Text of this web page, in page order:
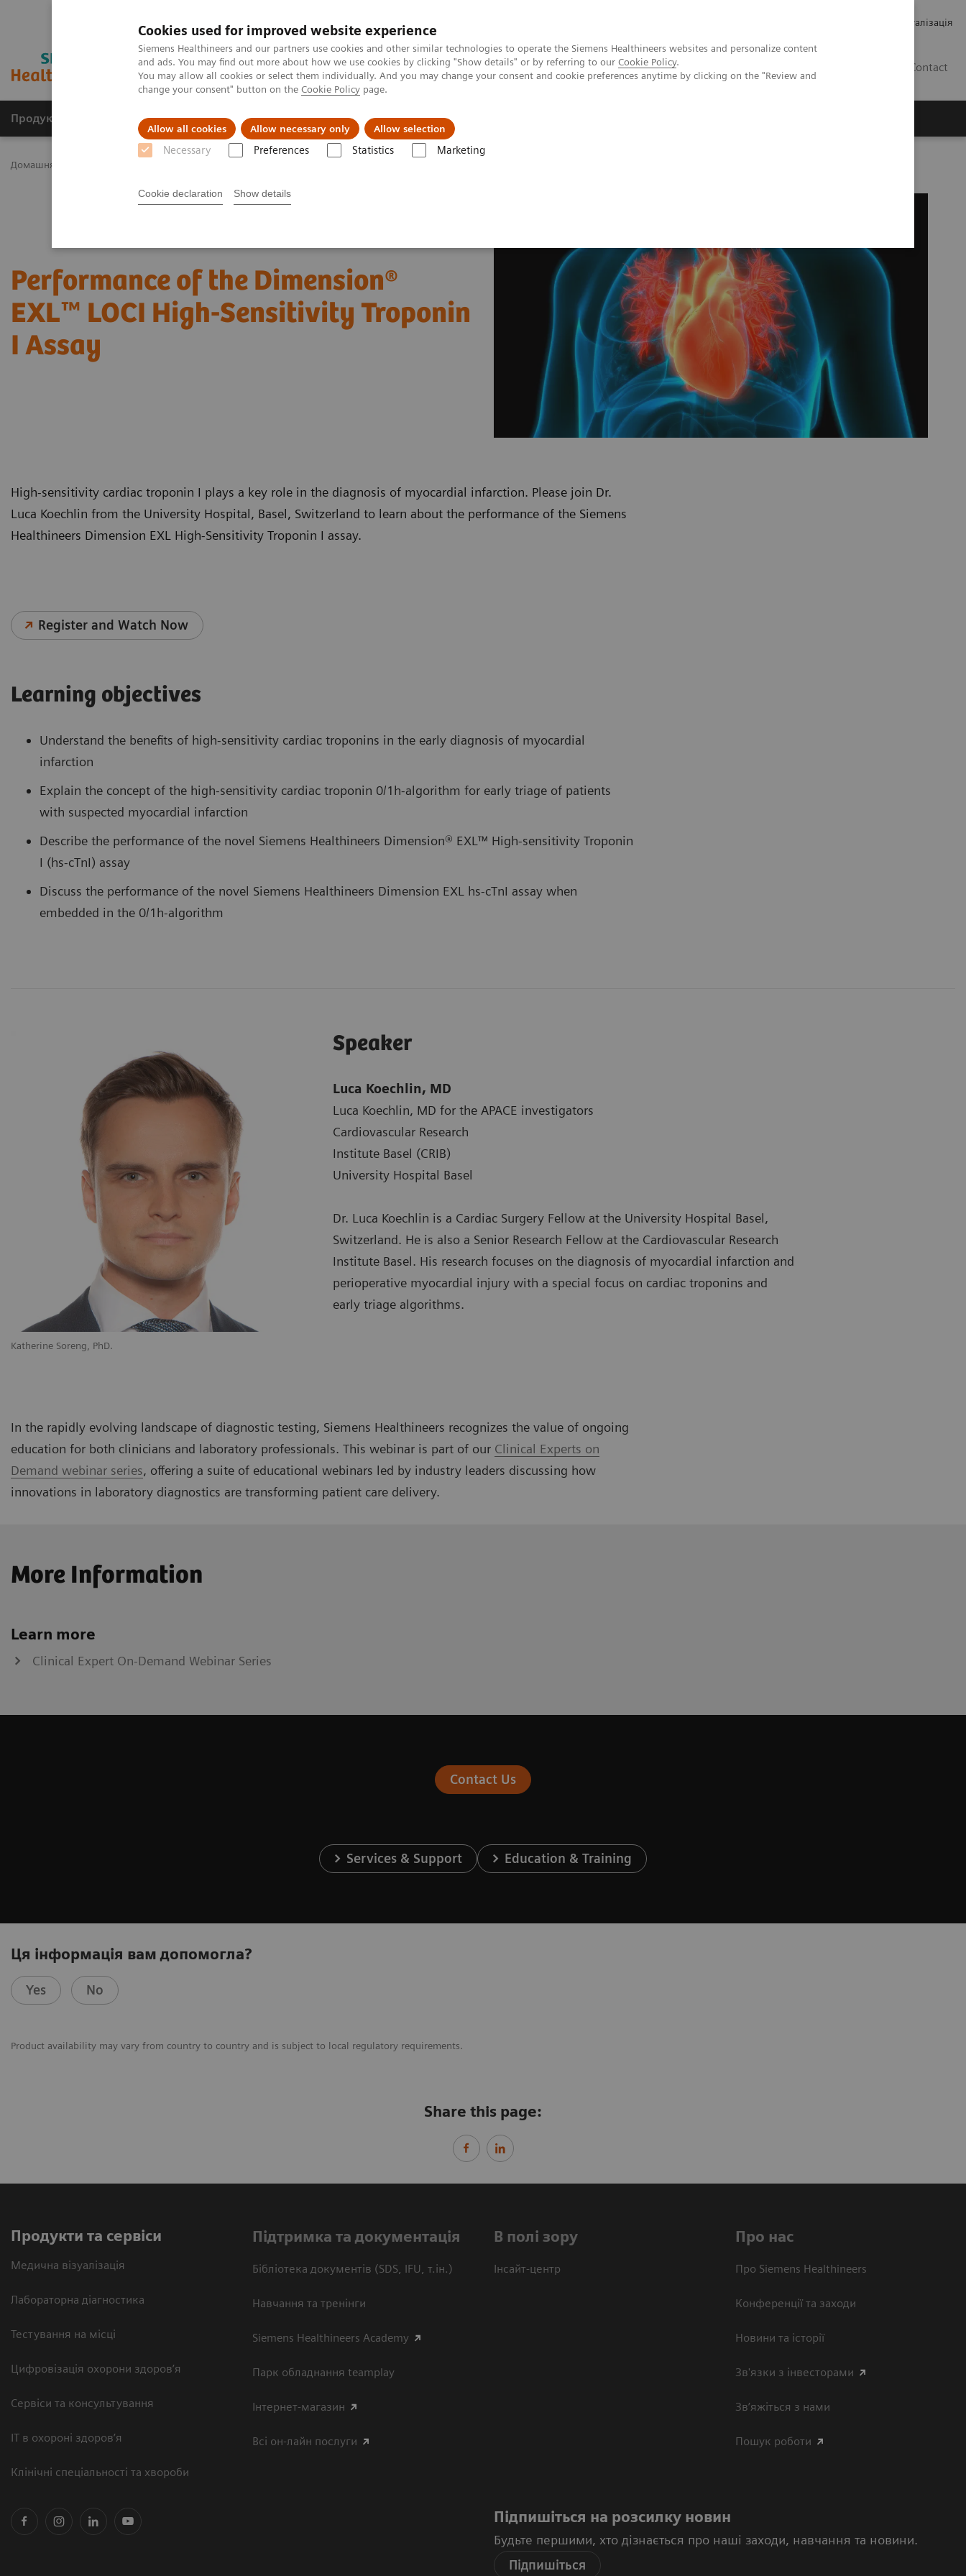
Cookies used for improved website experience
Siemens Healthineers and our partners use cookies and other similar technologies to operate the Siemens Healthineers websites and personalize content
and ads. You may find out more about how we use cookies by clicking "Show details" or by referring to our Cookie Policy.
You may allow all cookies or select them individually. And you may change your consent and cookie preferences anytime by clicking on the "Review and
change your consent" button on the Cookie Policy page.
Allow all cookies Allow necessary only Allow selection
Necessary Preferences Statistics Marketing
Cookie declaration Show details
Медична візуалізація
Contact
Продукція та сервіси Клінічні галузі Підтримка та документація
Домашня
Performance of the Dimension®
EXL™ LOCI High-Sensitivity Troponin
I Assay
High-sensitivity cardiac troponin I plays a key role in the diagnosis of myocardial infarction. Please join Dr.
Luca Koechlin from the University Hospital, Basel, Switzerland to learn about the performance of the Siemens
Healthineers Dimension EXL High-Sensitivity Troponin I assay.
Register and Watch Now
Learning objectives
Understand the benefits of high-sensitivity cardiac troponins in the early diagnosis of myocardial
infarction
Explain the concept of the high-sensitivity cardiac troponin 0/1h-algorithm for early triage of patients
with suspected myocardial infarction
Describe the performance of the novel Siemens Healthineers Dimension® EXL™ High-sensitivity Troponin
I (hs-cTnI) assay
Discuss the performance of the novel Siemens Healthineers Dimension EXL hs-cTnI assay when
embedded in the 0/1h-algorithm
Katherine Soreng, PhD.
Speaker
Luca Koechlin, MD
Luca Koechlin, MD for the APACE investigators
Cardiovascular Research
Institute Basel (CRIB)
University Hospital Basel
Dr. Luca Koechlin is a Cardiac Surgery Fellow at the University Hospital Basel,
Switzerland. He is also a Senior Research Fellow at the Cardiovascular Research
Institute Basel. His research focuses on the diagnosis of myocardial infarction and
perioperative myocardial injury with a special focus on cardiac troponins and
early triage algorithms.
In the rapidly evolving landscape of diagnostic testing, Siemens Healthineers recognizes the value of ongoing
education for both clinicians and laboratory professionals. This webinar is part of our Clinical Experts on
Demand webinar series, offering a suite of educational webinars led by industry leaders discussing how
innovations in laboratory diagnostics are transforming patient care delivery.
More Information
Learn more
Clinical Expert On-Demand Webinar Series
Contact Us
Services & Support Education & Training
Ця інформація вам допомогла?
Yes No
Product availability may vary from country to country and is subject to local regulatory requirements.
Share this page:
Продукти та сервіси
Медична візуалізація
Лабораторна діагностика
Тестування на місці
Цифровізація охорони здоров’я
Сервіси та консультування
ІТ в охороні здоров’я
Клінічні спеціальності та хвороби
Підтримка та документація
Бібліотека документів (SDS, IFU, т.ін.)
Навчання та тренінги
Siemens Healthineers Academy
Парк обладнання teamplay
Інтернет-магазин
Всі он-лайн послуги
В полі зору
Інсайт-центр
Про нас
Про Siemens Healthineers
Конференції та заходи
Новини та історії
Зв'язки з інвесторами
Зв’яжіться з нами
Пошук роботи
Підпишіться на розсилку новин
Будьте першими, хто дізнається про наші заходи, навчання та новини.
Підпишіться